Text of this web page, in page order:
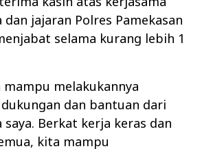
jajaran Polres Pamekasan
selama kurang lebih 1
mampu melakukannya
dan bantuan dari
Berkat kerja keras dan
kita mampu